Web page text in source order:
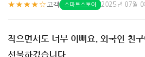
★★★★☆ 고객 스마트스토어 2025년 07월
작으면서도 너무 이뻐요. 외국인 친
선물하겄습니다.